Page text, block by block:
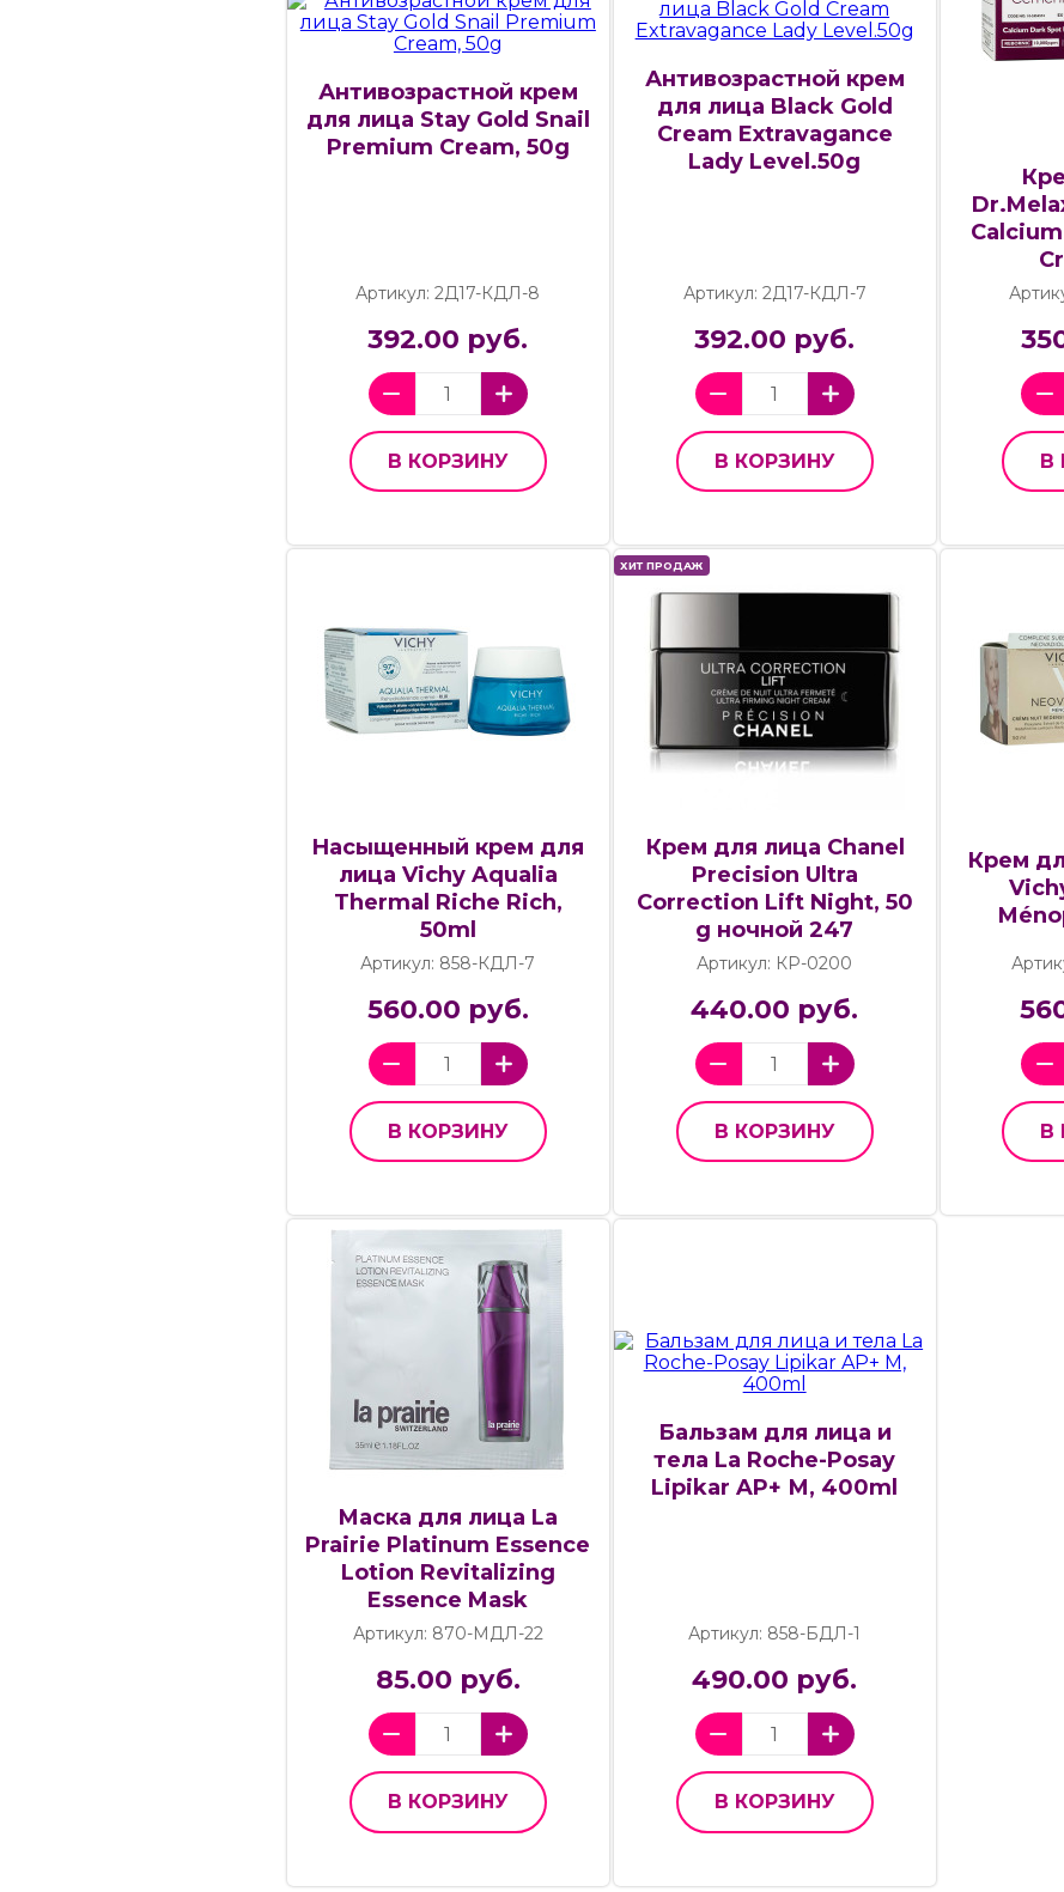
Антивозрастной крем
для лица Stay Gold Snail
Premium Cream, 50g
Артикул: 2Д17-КДЛ-8
392.00 руб.
В КОРЗИНУ
Антивозрастной крем
для лица Black Gold
Cream Extravagance
Lady Level.50g
Артикул: 2Д17-КДЛ-7
392.00 руб.
В КОРЗИНУ В
Насыщенный крем для
лица Vichy Aqualia
Thermal Riche Rich,
50ml
Артикул: 858-КДЛ-7
560.00 руб.
В КОРЗИНУ
ХИТ ПРОДАЖ
Крем для лица Chanel
Precision Ultra
Correction Lift Night, 50
g ночной 247
Артикул: КР-0200
440.00 руб.
В КОРЗИНУ
Крем
В
Маска для лица La
Prairie Platinum Essence
Lotion Revitalizing
Essence Mask
Артикул: 870-МДЛ-22
85.00 руб.
В КОРЗИНУ
Бальзам для лица и
тела La Roche-Posay
Lipikar AP+ М, 400ml
Артикул: 858-БДЛ-1
490.00 руб.
В КОРЗИНУ